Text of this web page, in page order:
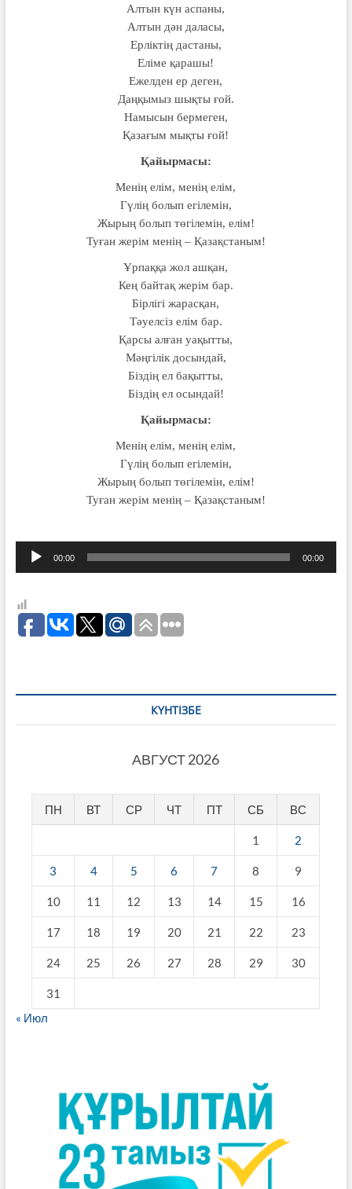
Алтын күн аспаны,
Алтын дән даласы,
Ерліктің дастаны,
Еліме қарашы!
Ежелден ер деген,
Даңқымыз шықты ғой.
Намысын бермеген,
Қазағым мықты ғой!
Қайырмасы:
Менің елім, менің елім,
Гүлің болып егілемін,
Жырың болып төгілемін, елім!
Туған жерім менің – Қазақстаным!
Ұрпаққа жол ашқан,
Кең байтақ жерім бар.
Бірлігі жарасқан,
Тәуелсіз елім бар.
Қарсы алған уақытты,
Мәңгілік досындай,
Біздің ел бақытты,
Біздің ел осындай!
Қайырмасы:
Менің елім, менің елім,
Гүлің болып егілемін,
Жырың болып төгілемін, елім!
Туған жерім менің – Қазақстаным!
Аудиоплеер
00:00 00:00
КҮНТІЗБЕ
АВГУСТ 2026
ПН ВТ СР ЧТ ПТ СБ ВС
1 2
3 4 5 6 7 8 9
10 11 12 13 14 15 16
17 18 19 20 21 22 23
24 25 26 27 28 29 30
31
« Июл